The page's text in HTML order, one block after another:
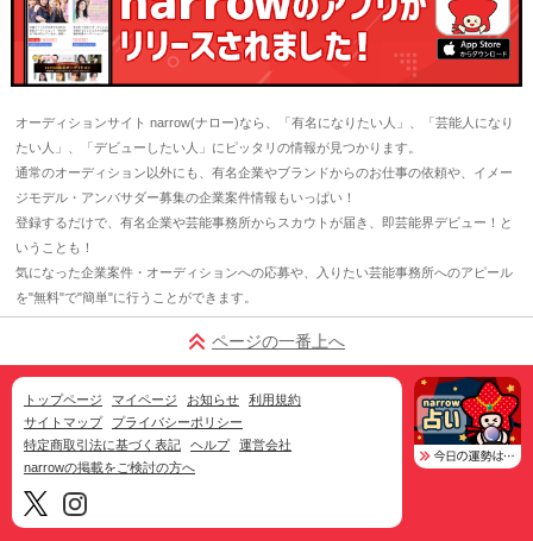
オーディションサイト narrow(ナロー)なら、「有名になりたい人」、「芸能人になり
たい人」、「デビューしたい人」にピッタリの情報が見つかります。
通常のオーディション以外にも、有名企業やブランドからのお仕事の依頼や、イメー
ジモデル・アンバサダー募集の企業案件情報もいっぱい！
登録するだけで、有名企業や芸能事務所からスカウトが届き、即芸能界デビュー！と
いうことも！
気になった企業案件・オーディションへの応募や、入りたい芸能事務所へのアピール
を"無料"で"簡単"に行うことができます。
ページの一番上へ
トップページ マイページ お知らせ
利用規約
サイトマップ
プライバシーポリシー
特定商取引法に基づく表記
ヘルプ
運営会社
narrowの掲載をご検討の方へ